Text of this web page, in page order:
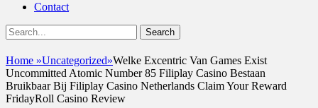
Contact
Show
Header
Sidebar
Content
Search
for:
UshandSon
Home »Uncategorized»Welke Excentric Van Games Exist
Uncommitted Atomic Number 85 Filiplay Casino Bestaan
Bruikbaar Bij Filiplay Casino Netherlands Claim Your Reward
FridayRoll Casino Review